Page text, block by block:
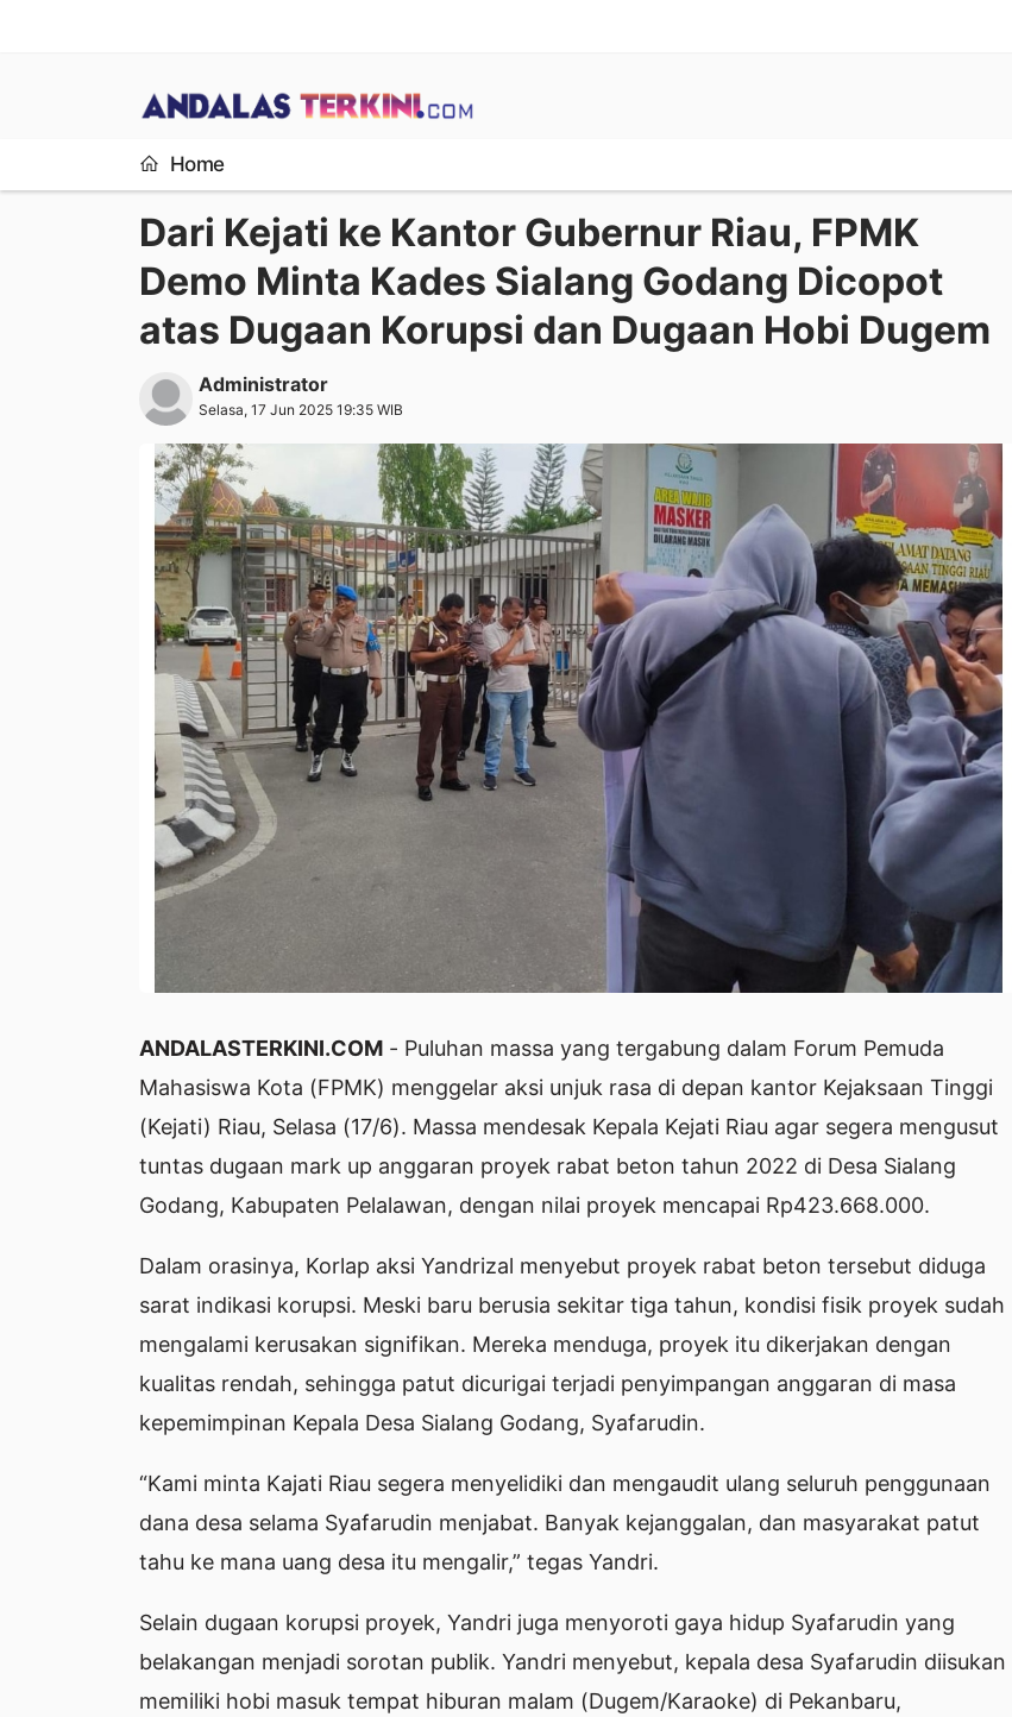
Home
Dari Kejati ke Kantor Gubernur Riau, FPMK
Demo Minta Kades Sialang Godang Dicopot
atas Dugaan Korupsi dan Dugaan Hobi Dugem
Administrator
Selasa, 17 Jun 2025 19:35 WIB
ANDALASTERKINI.COM - Puluhan massa yang tergabung dalam Forum Pemuda
Mahasiswa Kota (FPMK) menggelar aksi unjuk rasa di depan kantor Kejaksaan Tinggi
(Kejati) Riau, Selasa (17/6). Massa mendesak Kepala Kejati Riau agar segera mengusut
tuntas dugaan mark up anggaran proyek rabat beton tahun 2022 di Desa Sialang
Godang, Kabupaten Pelalawan, dengan nilai proyek mencapai Rp423.668.000.
Dalam orasinya, Korlap aksi Yandrizal menyebut proyek rabat beton tersebut diduga
sarat indikasi korupsi. Meski baru berusia sekitar tiga tahun, kondisi fisik proyek sudah
mengalami kerusakan signifikan. Mereka menduga, proyek itu dikerjakan dengan
kualitas rendah, sehingga patut dicurigai terjadi penyimpangan anggaran di masa
kepemimpinan Kepala Desa Sialang Godang, Syafarudin.
“Kami minta Kajati Riau segera menyelidiki dan mengaudit ulang seluruh penggunaan
dana desa selama Syafarudin menjabat. Banyak kejanggalan, dan masyarakat patut
tahu ke mana uang desa itu mengalir,” tegas Yandri.
Selain dugaan korupsi proyek, Yandri juga menyoroti gaya hidup Syafarudin yang
belakangan menjadi sorotan publik. Yandri menyebut, kepala desa Syafarudin diisukan
memiliki hobi masuk tempat hiburan malam (Dugem/Karaoke) di Pekanbaru,